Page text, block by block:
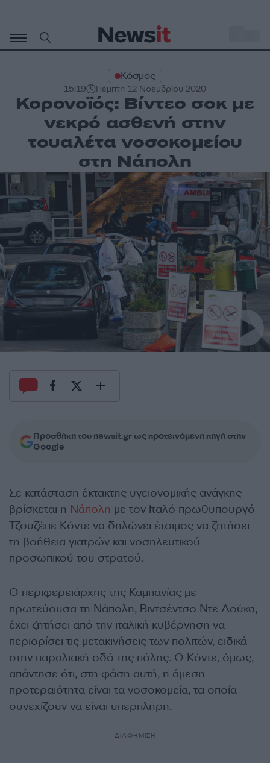
περιεχόμενο
Κόσμος
15:19 Πέμπτη 12 Νοεμβρίου 2020
Κορονοϊός: Βίντεο σοκ με
νεκρό ασθενή στην
τουαλέτα νοσοκομείου
στη Νάπολη
Προσθήκη του newsit.gr ως προτεινόμενη πηγή στην
Google
Σε κατάσταση έκτακτης υγειονομικής ανάγκης
βρίσκεται η Νάπολη με τον Ιταλό πρωθυπουργό
Τζουζέπε Κόντε να δηλώνει έτοιμος να ζητήσει
τη βοήθεια γιατρών και νοσηλευτικού
προσωπικού του στρατού.
Ο περιφερειάρχης της Καμπανίας με
πρωτεύουσα τη Νάπολη, Βιντσέντσο Ντε Λούκα,
έχει ζητήσει από την ιταλική κυβέρνηση να
περιορίσει τις μετακινήσεις των πολιτών, ειδικά
στην παραλιακή οδό της πόλης. Ο Κόντε, όμως,
απάντησε ότι, στη φάση αυτή, η άμεση
προτεραιότητα είναι τα νοσοκομεία, τα οποία
συνεχίζουν να είναι υπερπλήρη.
ΔΙΑΦΗΜΙΣΗ